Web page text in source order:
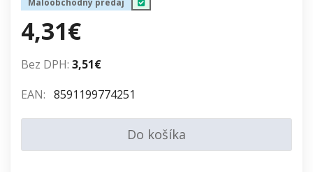
Maloobchodný predaj
4,31€
Bez DPH: 3,51€
EAN: 8591199774251
Do košíka